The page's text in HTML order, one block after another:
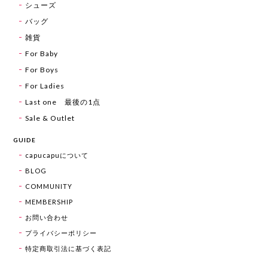
シューズ
バッグ
雑貨
For Baby
For Boys
For Ladies
Last one 最後の1点
Sale & Outlet
GUIDE
capucapuについて
BLOG
COMMUNITY
MEMBERSHIP
お問い合わせ
プライバシーポリシー
特定商取引法に基づく表記